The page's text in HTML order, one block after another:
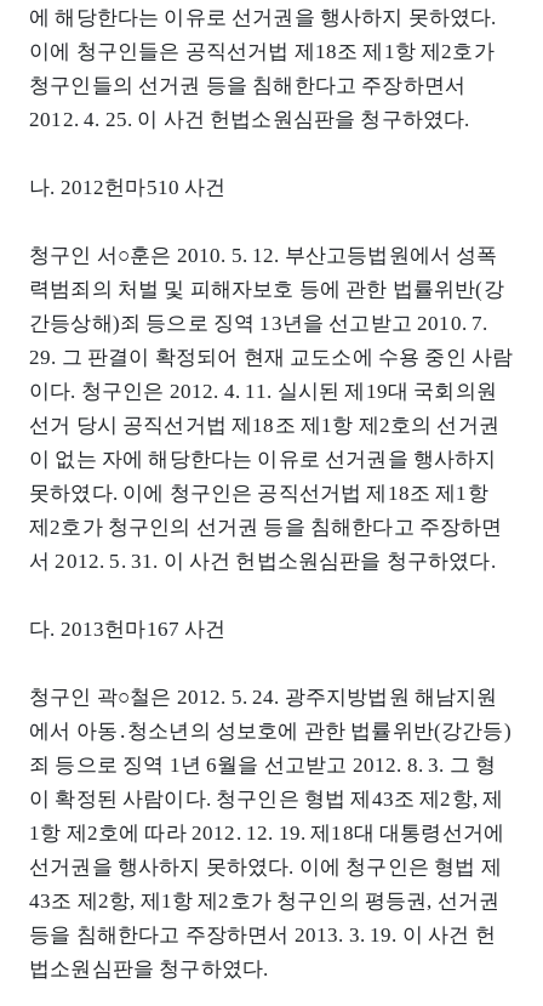
에 해당한다는 이유로 선거권을 행사하지 못하였다.
이에 청구인들은 공직선거법 제18조 제1항 제2호가
청구인들의 선거권 등을 침해한다고 주장하면서
2012. 4. 25. 이 사건 헌법소원심판을 청구하였다.
나. 2012헌마510 사건
청구인 서○훈은 2010. 5. 12. 부산고등법원에서 성폭
력범죄의 처벌 및 피해자보호 등에 관한 법률위반(강
간등상해)죄 등으로 징역 13년을 선고받고 2010. 7.
29. 그 판결이 확정되어 현재 교도소에 수용 중인 사람
이다. 청구인은 2012. 4. 11. 실시된 제19대 국회의원
선거 당시 공직선거법 제18조 제1항 제2호의 선거권
이 없는 자에 해당한다는 이유로 선거권을 행사하지
못하였다. 이에 청구인은 공직선거법 제18조 제1항
제2호가 청구인의 선거권 등을 침해한다고 주장하면
서 2012. 5. 31. 이 사건 헌법소원심판을 청구하였다.
다. 2013헌마167 사건
청구인 곽○철은 2012. 5. 24. 광주지방법원 해남지원
에서 아동․청소년의 성보호에 관한 법률위반(강간등)
죄 등으로 징역 1년 6월을 선고받고 2012. 8. 3. 그 형
이 확정된 사람이다. 청구인은 형법 제43조 제2항, 제
1항 제2호에 따라 2012. 12. 19. 제18대 대통령선거에
선거권을 행사하지 못하였다. 이에 청구인은 형법 제
43조 제2항, 제1항 제2호가 청구인의 평등권, 선거권
등을 침해한다고 주장하면서 2013. 3. 19. 이 사건 헌
법소원심판을 청구하였다.